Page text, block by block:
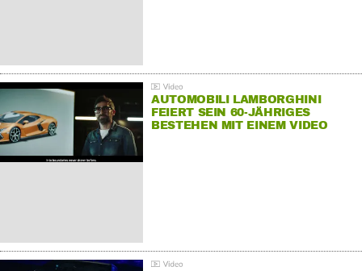
AUTOMOBILI LAMBORGHINI
FEIERT SEIN 60-JÄHRIGES
BESTEHEN MIT EINEM VIDEO